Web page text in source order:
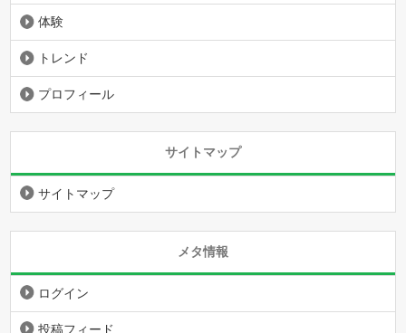
体験
トレンド
プロフィール
サイトマップ
サイトマップ
メタ情報
ログイン
投稿フィード